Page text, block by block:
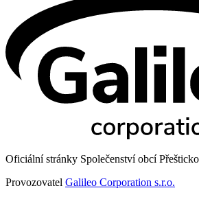
Oficiální stránky Společenství obcí
Provozovatel Galileo Corporation s.r.o.